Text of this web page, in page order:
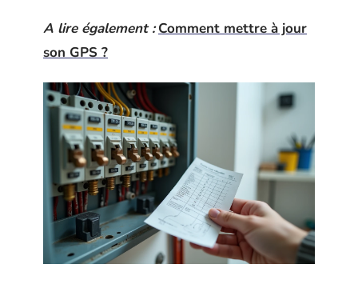
A lire également : Comment mettre à jour
son GPS ?